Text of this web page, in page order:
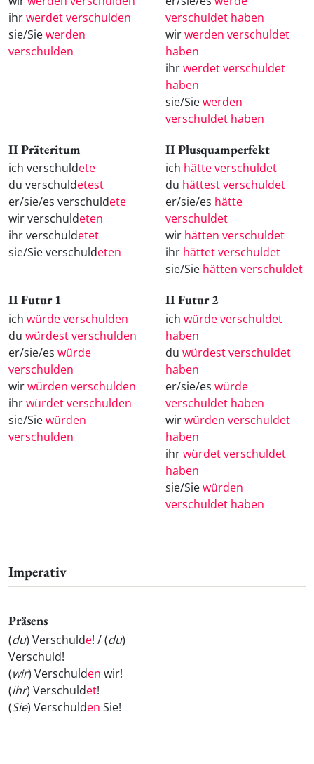
ihrwerdet verschulden
sie/Siewerden
verschulden
verschuldet haben
wirwerden verschuldet
haben
ihrwerdet verschuldet
haben
sie/Siewerden
verschuldet haben
II Präteritum
ich verschuldete
du verschuldetest
er/sie/es verschuldete
wir verschuldeten
ihr verschuldetet
sie/Sie verschuldeten
II Plusquamperfekt
ich hätte verschuldet
du hättest verschuldet
er/sie/es hätte
verschuldet
wir hätten verschuldet
ihr hättet verschuldet
sie/Sie hätten verschuldet
II Futur 1
ich würde verschulden
du würdest verschulden
er/sie/es würde
verschulden
wirwürden verschulden
ihrwürdet verschulden
sie/Siewürden
verschulden
II Futur 2
ich würde verschuldet
haben
du würdest verschuldet
haben
er/sie/es würde
verschuldet haben
wirwürden verschuldet
haben
ihrwürdet verschuldet
haben
sie/Siewürden
verschuldet haben
Imperativ
Präsens
(du) Verschulde! / (du)
Verschuld!
(wir) Verschulden wir!
(ihr) Verschuldet!
(Sie) Verschulden Sie!